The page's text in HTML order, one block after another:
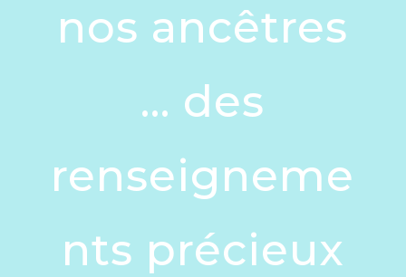
nos ancêtres
… des
renseigneme
nts précieux